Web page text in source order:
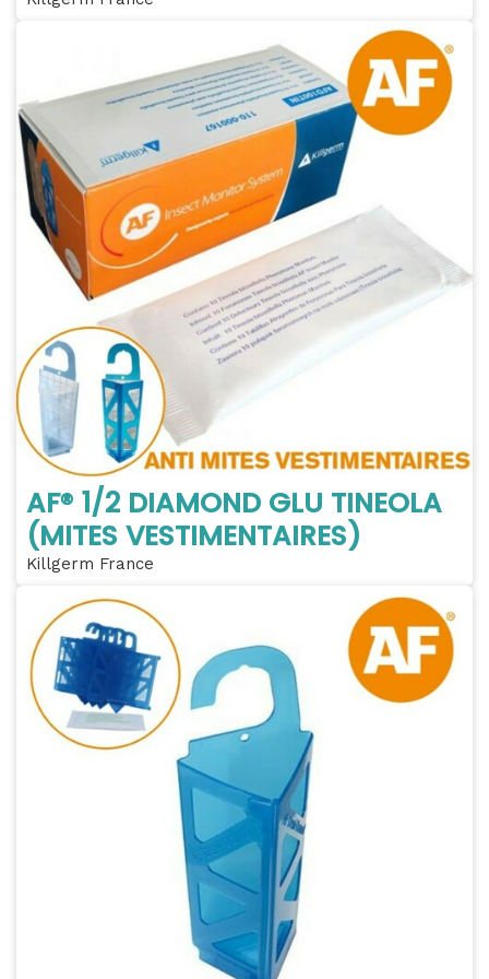
AF® 1/2 DIAMOND GLU TINEOLA
(MITES VESTIMENTAIRES)
Killgerm France